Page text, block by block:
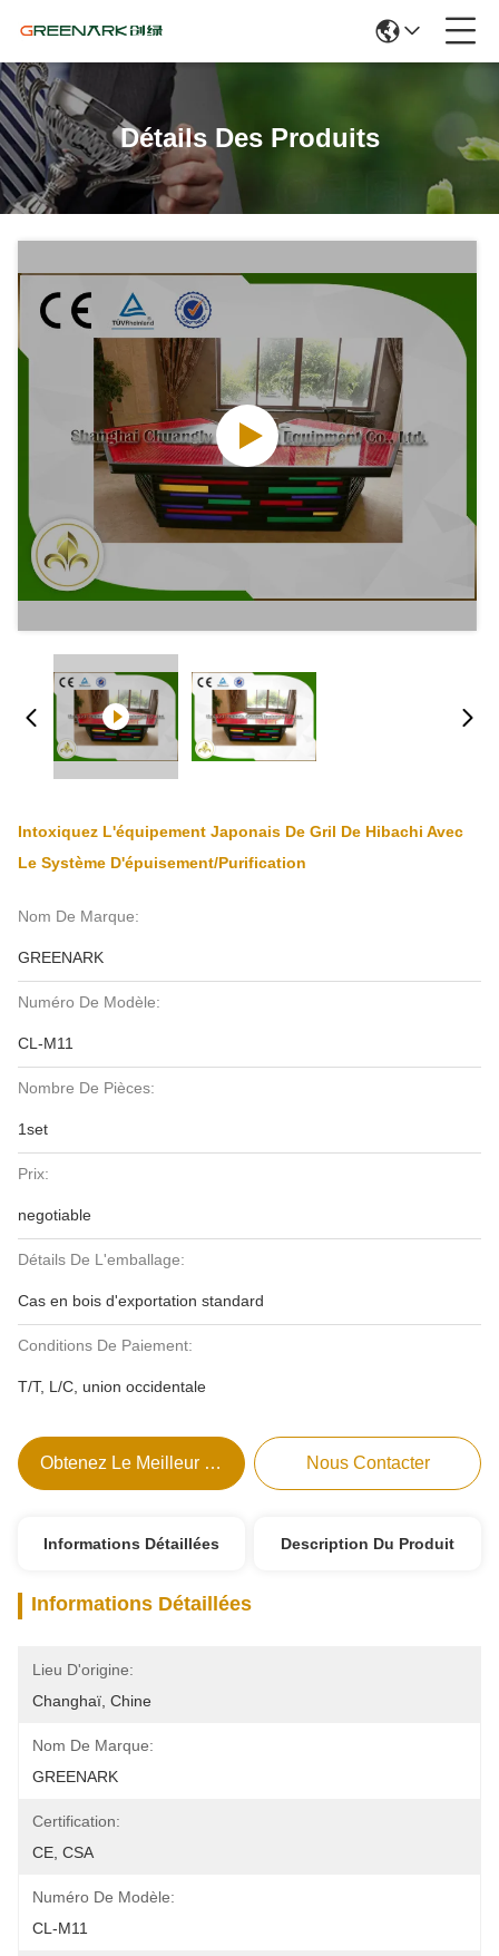
Détails Des Produits
Intoxiquez L'équipement Japonais De Gril De Hibachi Avec
Le Système D'épuisement/purification
Nom De Marque:
GREENARK
Numéro De Modèle:
CL-M11
Nombre De Pièces:
1set
Prix:
negotiable
Détails De L'emballage:
Cas en bois d'exportation standard
Conditions De Paiement:
T/T, L/C, union occidentale
Obtenez Le Meilleur Prix Nous Contacter
Informations Détaillées Description Du Produit
Informations Détaillées
Lieu D'origine:
Changhaï, Chine
Nom De Marque:
GREENARK
Certification:
CE, CSA
Numéro De Modèle:
CL-M11